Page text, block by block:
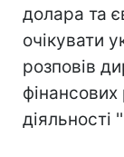
долара та
очікувати
розповів
фінансових
діяльності